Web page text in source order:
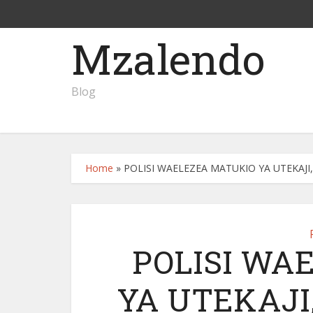
Mzalendo
Blog
Home » POLISI WAELEZEA MATUKIO YA
POLISI
YA